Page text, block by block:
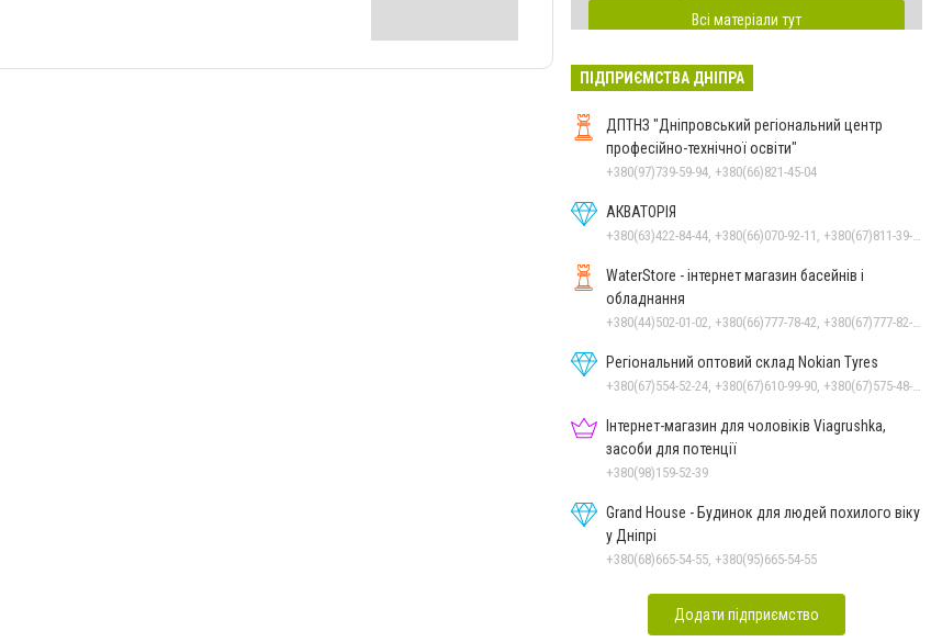
Всі матеріали тут
ПІДПРИЄМСТВА ДНІПРА
ДПТНЗ "Дніпровський регіональний центр
професійно-технічної освіти"
+380(97)739-59-94, +380(66)821-45-04
АКВАТОРІЯ
WaterStore - інтернет магазин басейнів і
обладнання
Регіональний оптовий склад Nokian Tyres
Інтернет-магазин для чоловіків Viagrushka,
засоби для потенції
+380(98)159-52-39
Grand House - Будинок для людей похилого віку
у Дніпрі
+380(68)665-54-55, +380(95)665-54-55
Додати підприємство